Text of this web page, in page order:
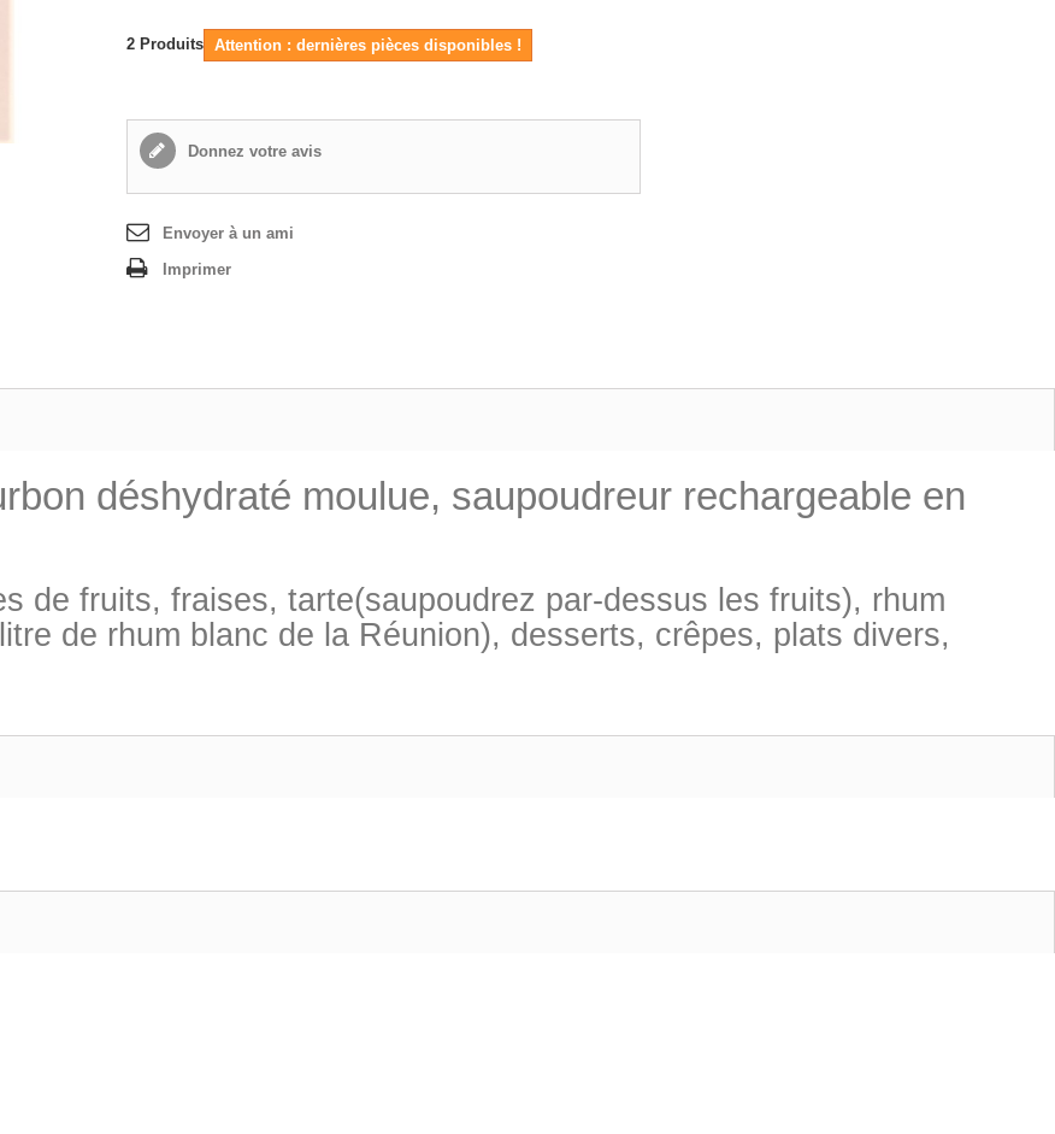
2 Produits Attention : dernières pièces disponibles !
Donnez votre avis
Envoyer à un ami
Imprimer
déshydraté moulue, saupoudreur rechargeable en
de fruits, fraises, tarte(saupoudrez par-dessus les fruits), rhum
de rhum blanc de la Réunion), desserts, crêpes, plats divers,